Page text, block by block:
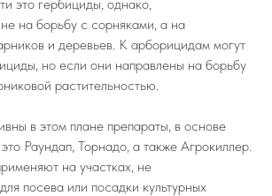
это гербициды, однако,
на борьбу с сорняками, а на
и деревьев. К арборицидам могут
но если они направлены на борьбу
растительностью.
в этом плане препараты, в основе
Раундап, Торнадо, а также Агрокиллер.
на участках, не
посева или посадки культурных